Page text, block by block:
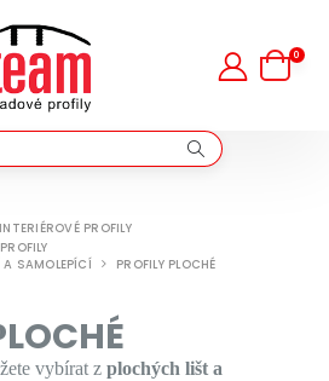
0
PROFILY
A SAMOLEPÍCÍ
PROFILY PLOCHÉ
vybírat z plochých lišt a